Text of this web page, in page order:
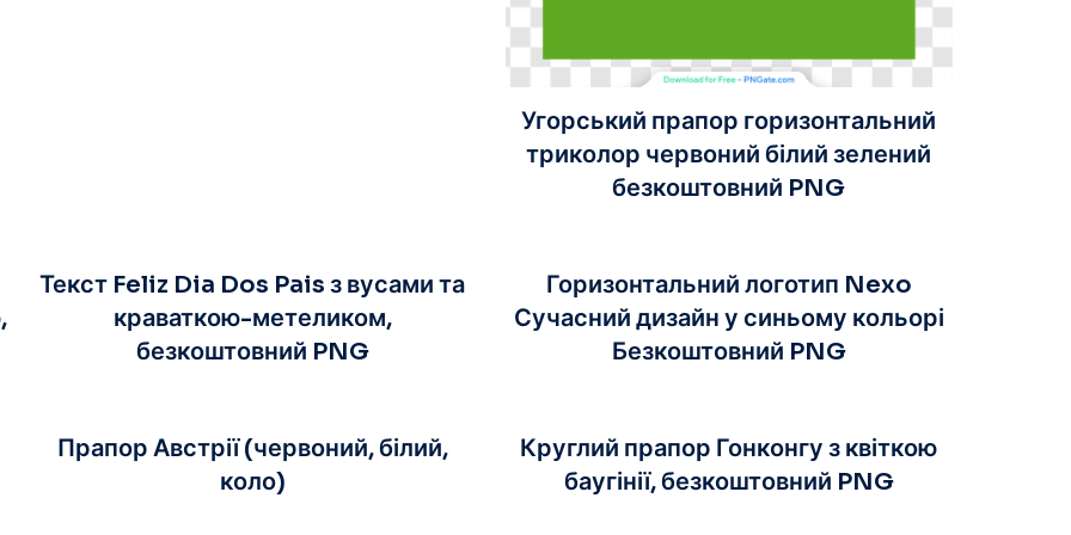
Угорський прапор горизонтальний
триколор червоний білий зелений
безкоштовний PNG
Текст Feliz Dia Dos Pais з вусами та
краваткою-метеликом,
безкоштовний PNG
Горизонтальний логотип Nexo
Сучасний дизайн у синьому кольорі
Безкоштовний PNG
Прапор Австрії (червоний, білий,
коло)
Круглий прапор Гонконгу з квіткою
баугінії, безкоштовний PNG